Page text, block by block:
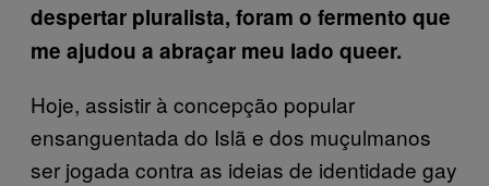
despertar pluralista, foram o fermento que
me ajudou a abraçar meu lado queer.
Hoje, assistir à concepção popular
ensanguentada do Islã e dos muçulmanos
ser jogada contra as ideias de identidade gay